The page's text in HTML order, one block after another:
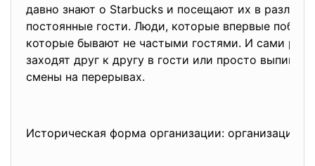
давно знают о Starbucks и посещают их в
постоянные гости. Люди, которые впервые
которые бывают не частыми гостями. И сами
заходят друг к другу в гости или просто
смены на перерывах.
Историческая форма организации: организация